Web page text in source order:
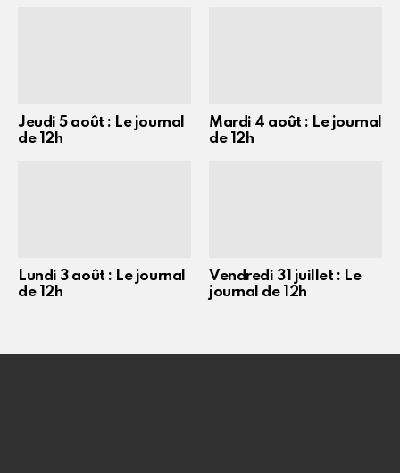
Jeudi 5 août : Le journal
de 12h
Mardi 4 août : Le journal
de 12h
Lundi 3 août : Le journal
de 12h
Vendredi 31 juillet : Le
journal de 12h